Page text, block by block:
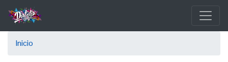
Pasar
contenido
principalSobrescribir
Inicio